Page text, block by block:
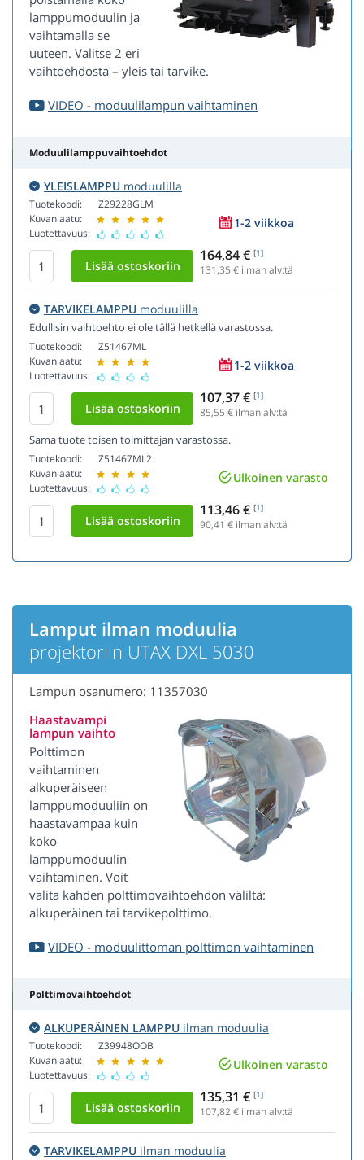
lamppumoduulin ja
vaihtamalla se
uuteen. Valitse 2 eri
vaihtoehdosta – yleis tai tarvike.
VIDEO - moduulilampun vaihtaminen
Moduulilamppuvaihtoehdot
YLEISLAMPPU moduulilla
Tuotekoodi:
Kuvanlaatu:
Luotettavuus:
Z29228GLM
1-2 viikkoa
164,84 € [1]
131,35 € ilman alv:tä
TARVIKELAMPPU moduulilla
Edullisin vaihtoehto ei ole tällä hetkellä varastossa.
Tuotekoodi:
Kuvanlaatu:
Luotettavuus:
Z51467ML
1-2 viikkoa
107,37 € [1]
85,55 € ilman alv:tä
Sama tuote toisen toimittajan varastossa.
Tuotekoodi:
Kuvanlaatu:
Luotettavuus:
Z51467ML2
Ulkoinen varasto
113,46 € [1]
90,41 € ilman alv:tä
Lamput ilman moduulia
projektoriin UTAX DXL 5030
Lampun osanumero: 11357030
Haastavampi
lampun vaihto
Polttimon
vaihtaminen
alkuperäiseen
lamppumoduuliin on
haastavampaa kuin
koko
lamppumoduulin
vaihtaminen. Voit
valita kahden polttimovaihtoehdon väliltä:
alkuperäinen tai tarvikepolttimo.
VIDEO - moduulittoman polttimon vaihtaminen
Polttimovaihtoehdot
ALKUPERÄINEN LAMPPU ilman moduulia
Tuotekoodi:
Kuvanlaatu:
Luotettavuus:
Z39948OOB
Ulkoinen varasto
135,31 € [1]
107,82€ ilman alv:tä
TARVIKELAMPPU ilman moduulia